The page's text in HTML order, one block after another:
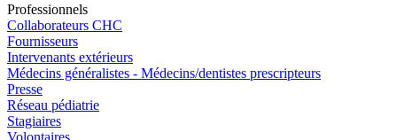
Professionnels
Collaborateurs CHC
Fournisseurs
Intervenants extérieurs
Médecins généralistes - Médecins/dentistes prescripteurs
Presse
Réseau pédiatrie
Stagiaires
Volontaires